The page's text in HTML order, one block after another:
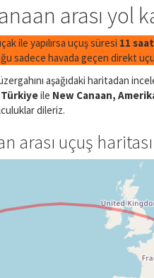
arası yol
ile yapılırsa uçuş süresi 11
sadece havada geçen direkt
aşağıdaki haritadan
ile New Canaan,
dileriz.
arası uçuş haritası